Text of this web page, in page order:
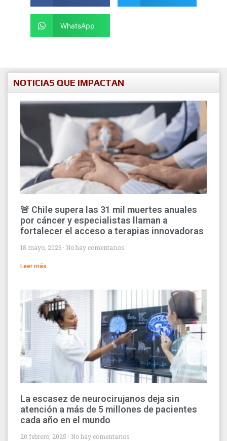
WhatsApp
NOTICIAS QUE IMPACTAN
🚨 Chile supera las 31 mil muertes anuales
por cáncer y especialistas llaman a
fortalecer el acceso a terapias innovadoras
18 mayo, 2026 No hay comentarios
Leer más
La escasez de neurocirujanos deja sin
atención a más de 5 millones de pacientes
cada año en el mundo
20 febrero, 2025 No hay comentarios